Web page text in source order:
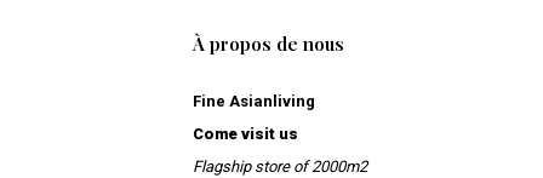
À propos de nous
Fine Asianliving
Come visit us
Flagship store of 2000m2